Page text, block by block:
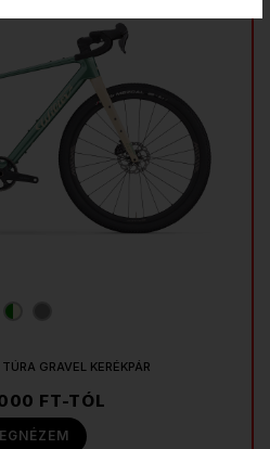
GRAVEL KERÉKPÁR
FT-TÓL